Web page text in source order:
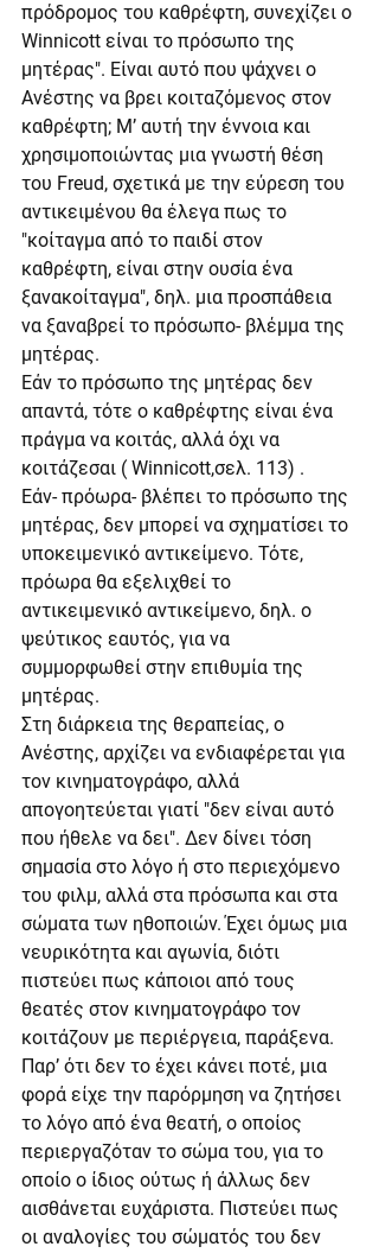
πρόδρομος του καθρέφτη, συνεχίζει ο
Winnicott είναι το πρόσωπο της
μητέρας". Είναι αυτό που ψάχνει ο
Ανέστης να βρει κοιταζόμενος στον
καθρέφτη; Μ’ αυτή την έννοια και
χρησιμοποιώντας μια γνωστή θέση
του Freud, σχετικά με την εύρεση του
αντικειμένου θα έλεγα πως το
"κοίταγμα από το παιδί στον
καθρέφτη, είναι στην ουσία ένα
ξανακοίταγμα", δηλ. μια προσπάθεια
να ξαναβρεί το πρόσωπο- βλέμμα της
μητέρας.
Εάν το πρόσωπο της μητέρας δεν
απαντά, τότε ο καθρέφτης είναι ένα
πράγμα να κοιτάς, αλλά όχι να
κοιτάζεσαι ( Winnicott,σελ. 113) .
Εάν- πρόωρα- βλέπει το πρόσωπο της
μητέρας, δεν μπορεί να σχηματίσει το
υποκειμενικό αντικείμενο. Τότε,
πρόωρα θα εξελιχθεί το
αντικειμενικό αντικείμενο, δηλ. ο
ψεύτικος εαυτός, για να
συμμορφωθεί στην επιθυμία της
μητέρας.
Στη διάρκεια της θεραπείας, ο
Ανέστης, αρχίζει να ενδιαφέρεται για
τον κινηματογράφο, αλλά
απογοητεύεται γιατί "δεν είναι αυτό
που ήθελε να δει". Δεν δίνει τόση
σημασία στο λόγο ή στο περιεχόμενο
του φιλμ, αλλά στα πρόσωπα και στα
σώματα των ηθοποιών. Έχει όμως μια
νευρικότητα και αγωνία, διότι
πιστεύει πως κάποιοι από τους
θεατές στον κινηματογράφο τον
κοιτάζουν με περιέργεια, παράξενα.
Παρ’ ότι δεν το έχει κάνει ποτέ, μια
φορά είχε την παρόρμηση να ζητήσει
το λόγο από ένα θεατή, ο οποίος
περιεργαζόταν το σώμα του, για το
οποίο ο ίδιος ούτως ή άλλως δεν
αισθάνεται ευχάριστα. Πιστεύει πως
οι αναλογίες του σώματός του δεν